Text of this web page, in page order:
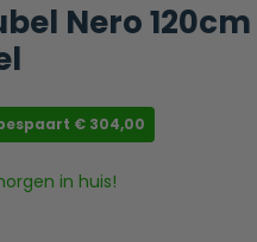
Nero
€304,00
in huis!